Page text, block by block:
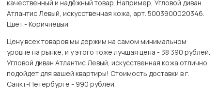
качественный и надёжный товар. Например, Угловой диван
Атлантис Левый, искусственная кожа, арт. 5003900020346.
Цвет - Коричневый.
Цену всех товаров мы держим на самом минимальном
уровне на рынке, и у этого тоже лучшая цена - 38 390 рублей.
Угловой диван Атлантис Левый, искусственная кожа отлично
подойдет для вашей квартиры! Стоимость доставки в г.
Санкт-Петербурге - 990 рублей.